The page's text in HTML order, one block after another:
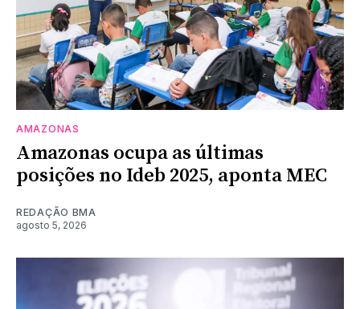
AMAZONAS
Amazonas ocupa as últimas
posições no Ideb 2025, aponta MEC
REDAÇÃO BMA
agosto 5, 2026